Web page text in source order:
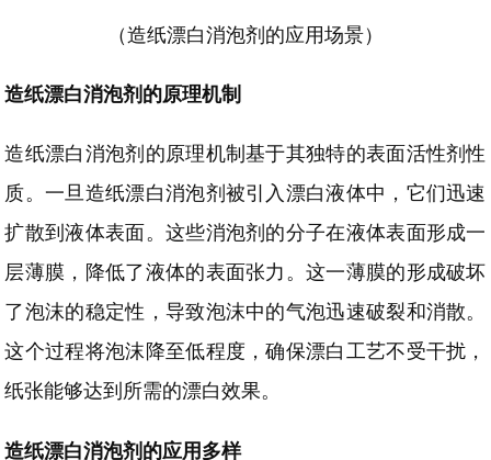
（造纸漂白消泡剂的应用场景）
造纸漂白消泡剂的原理机制
造纸漂白消泡剂的原理机制基于其独特的表面活性剂性
质。一旦造纸漂白消泡剂被引入漂白液体中，它们迅速
扩散到液体表面。这些消泡剂的分子在液体表面形成一
层薄膜，降低了液体的表面张力。这一薄膜的形成破坏
了泡沫的稳定性，导致泡沫中的气泡迅速破裂和消散。
这个过程将泡沫降至低程度，确保漂白工艺不受干扰，
纸张能够达到所需的漂白效果。
造纸漂白消泡剂的应用多样